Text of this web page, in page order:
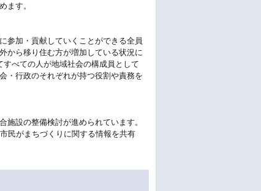
ます。
参加・貢献していくことができる全員
から移り住む方が増加している状況に
べての人が地域社会の構成員として
・行政のそれぞれが持つ役割や責務を
設の整備検討が進められています。
民がまちづくりに関する情報を共有